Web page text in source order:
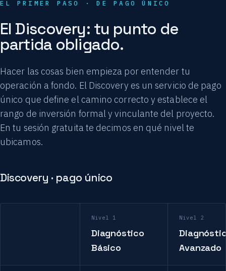
EL PRIMER PASO · DE PAGO ÚNICO
El Discovery: tu punto de
partida obligado.
Hacer las cosas bien empieza por entender tu
operación a fondo. El Discovery es un servicio de pago
único que define el camino correcto y establece el
rango de inversión formal y vinculante del proyecto.
En tu sesión gratuita te decimos en qué nivel te
ubicamos.
Discovery · pago único
Nivel 1
Diagnóstico
Básico
Nivel 2
Avanzado